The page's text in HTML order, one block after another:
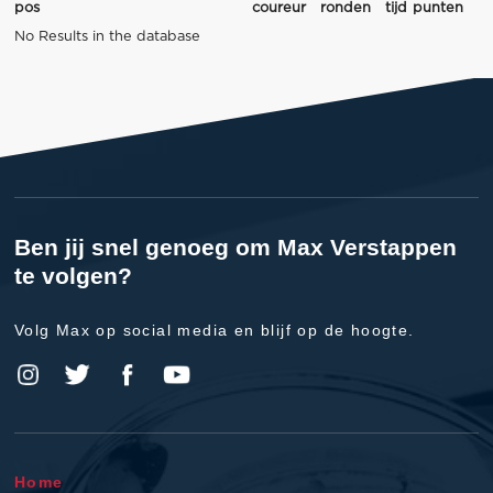
pos coureur ronden tijd
punten
No Results in the database
Ben jij snel genoeg om Max Verstappen
te volgen?
Volg Max op social media en blijf op de hoogte.
Home